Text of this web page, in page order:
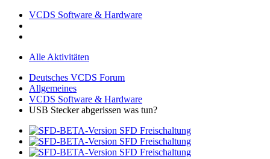
VCDS Software & Hardware
Alle Aktivitäten
Deutsches VCDS Forum
Allgemeines
VCDS Software & Hardware
USB Stecker abgerissen was tun?